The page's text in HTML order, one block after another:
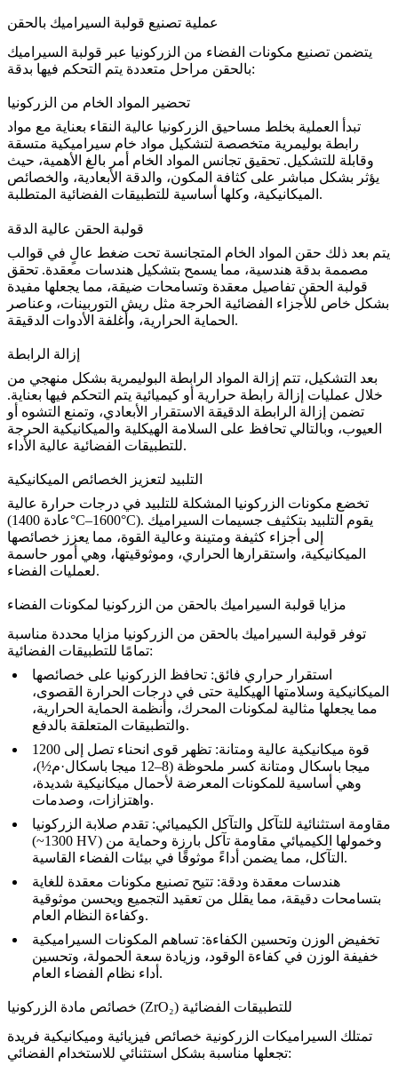
عملية تصنيع قولبة السيراميك بالحقن
يتضمن تصنيع مكونات الفضاء من الزركونيا عبر قولبة السيراميك
بالحقن مراحل متعددة يتم التحكم فيها بدقة:
تحضير المواد الخام من الزركونيا
تبدأ العملية بخلط مساحيق الزركونيا عالية النقاء بعناية مع مواد
رابطة بوليمرية متخصصة لتشكيل مواد خام سيراميكية متسقة
وقابلة للتشكيل. تحقيق تجانس المواد الخام أمر بالغ الأهمية، حيث
يؤثر بشكل مباشر على كثافة المكون، والدقة الأبعادية، والخصائص
الميكانيكية، وكلها أساسية للتطبيقات الفضائية المتطلبة.
قولبة الحقن عالية الدقة
يتم بعد ذلك حقن المواد الخام المتجانسة تحت ضغط عالٍ في قوالب
مصممة بدقة هندسية، مما يسمح بتشكيل هندسات معقدة. تحقق
قولبة الحقن تفاصيل معقدة وتسامحات ضيقة، مما يجعلها مفيدة
بشكل خاص للأجزاء الفضائية الحرجة مثل ريش التوربينات، وعناصر
الحماية الحرارية، وأغلفة الأدوات الدقيقة.
إزالة الرابطة
بعد التشكيل، تتم إزالة المواد الرابطة البوليمرية بشكل منهجي من
خلال عمليات إزالة رابطة حرارية أو كيميائية يتم التحكم فيها بعناية.
تضمن إزالة الرابطة الدقيقة الاستقرار الأبعادي، وتمنع التشوه أو
العيوب، وبالتالي تحافظ على السلامة الهيكلية والميكانيكية الحرجة
للتطبيقات الفضائية عالية الأداء.
التلبيد لتعزيز الخصائص الميكانيكية
تخضع مكونات الزركونيا المشكلة للتلبيد في درجات حرارة عالية
(عادة 1400°C–1600°C). يقوم التلبيد بتكثيف جسيمات السيراميك
إلى أجزاء كثيفة ومتينة وعالية القوة، مما يعزز خصائصها
الميكانيكية، واستقرارها الحراري، وموثوقيتها، وهي أمور حاسمة
لعمليات الفضاء.
مزايا قولبة السيراميك بالحقن من الزركونيا لمكونات الفضاء
توفر قولبة السيراميك بالحقن من الزركونيا مزايا محددة مناسبة
تمامًا للتطبيقات الفضائية:
استقرار حراري فائق: تحافظ الزركونيا على خصائصها
الميكانيكية وسلامتها الهيكلية حتى في درجات الحرارة القصوى،
مما يجعلها مثالية لمكونات المحرك، وأنظمة الحماية الحرارية،
والتطبيقات المتعلقة بالدفع.
قوة ميكانيكية عالية ومتانة:
تظهر قوى انحناء تصل إلى 1200
ميجا باسكال ومتانة كسر ملحوظة (8–12 ميجا باسكال·م½)،
وهي أساسية للمكونات المعرضة لأحمال ميكانيكية شديدة،
واهتزازات، وصدمات.
مقاومة استثنائية للتآكل والتآكل الكيميائي: تقدم صلابة الزركونيا
(~1300 HV) وخمولها الكيميائي مقاومة تآكل بارزة وحماية من
التآكل، مما يضمن أداءً موثوقًا في بيئات الفضاء القاسية.
هندسات معقدة ودقة: تتيح تصنيع مكونات معقدة للغاية
بتسامحات دقيقة، مما يقلل من تعقيد التجميع ويحسن موثوقية
وكفاءة النظام العام.
تخفيض الوزن وتحسين الكفاءة: تساهم المكونات السيراميكية
خفيفة الوزن في كفاءة الوقود، وزيادة سعة الحمولة، وتحسين
أداء نظام الفضاء العام.
خصائص مادة الزركونيا (ZrO₂) للتطبيقات الفضائية
تمتلك السيراميكات الزركونية خصائص فيزيائية وميكانيكية فريدة
تجعلها مناسبة بشكل استثنائي للاستخدام الفضائي: